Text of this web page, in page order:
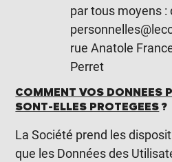
par tous moyens :
rue Anatole
Perret
COMMENT VOS DONNEES
SONT-ELLES PROTEGEES ?
La Société prend les
que les Données des